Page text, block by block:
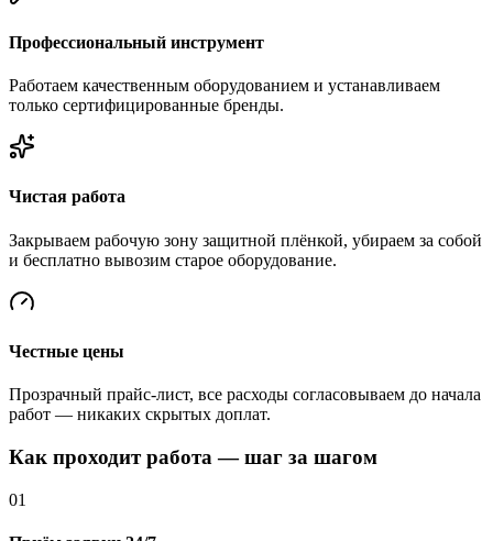
Профессиональный инструмент
Работаем качественным оборудованием и устанавливаем
только сертифицированные бренды.
Чистая работа
Закрываем рабочую зону защитной плёнкой, убираем за собой
и бесплатно вывозим старое оборудование.
Честные цены
Прозрачный прайс-лист, все расходы согласовываем до начала
работ — никаких скрытых доплат.
Как проходит работа — шаг за шагом
01